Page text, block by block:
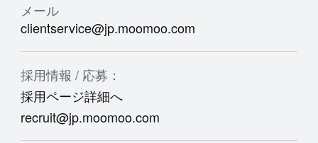
メール
clientservice@jp.moomoo.com
採用情報 / 応募：
採用ページ詳細へ
recruit@jp.moomoo.com